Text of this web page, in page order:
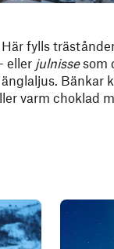
fylls
eller julnissesom
Bänkar
varm choklad